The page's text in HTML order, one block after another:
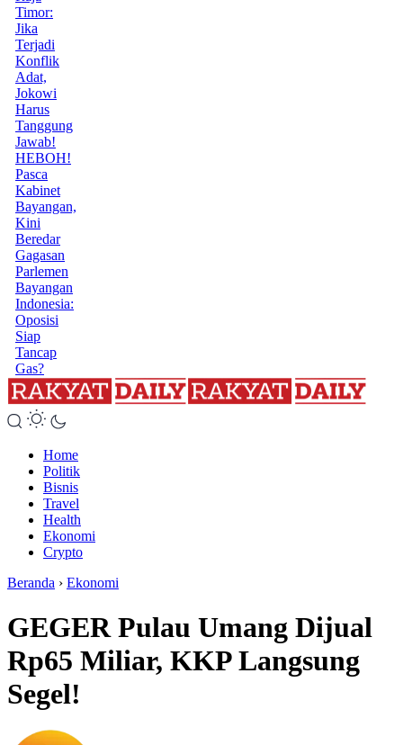
Timor:
Jika
Terjadi
Konflik
Adat,
Jokowi
Harus
Tanggung
Jawab!
HEBOH!
Pasca
Kabinet
Bayangan,
Kini
Beredar
Gagasan
Parlemen
Bayangan
Indonesia:
Oposisi
Siap
Tancap
Gas?
Home
Politik
Bisnis
Travel
Health
Ekonomi
Crypto
Beranda › Ekonomi
GEGER Pulau Umang Dijual
Rp65 Miliar, KKP Langsung
Segel!